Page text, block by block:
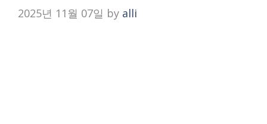
2025년 11월 07일 by alli